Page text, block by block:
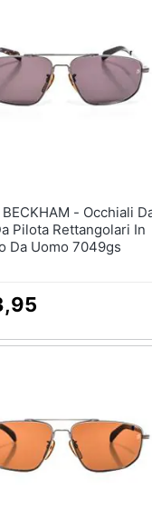
- Occhiali Da
Pilota Rettangolari In
Da Uomo 7049gs